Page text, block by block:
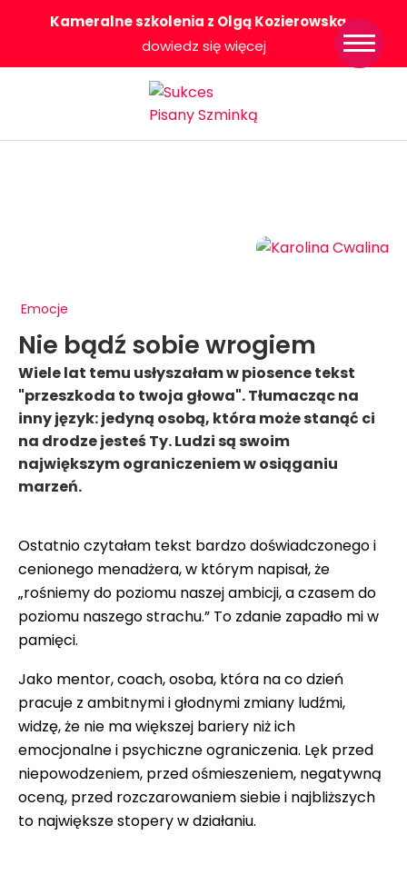
Kameralne szkolenia z Olgą Kozierowską-
dowiedz się więcej
Emocje
Nie bądź sobie wrogiem
Wiele lat temu usłyszałam w piosence tekst
"przeszkoda to twoja głowa". Tłumacząc na
inny język: jedyną osobą, która może stanąć ci
na drodze jesteś Ty. Ludzi są swoim
największym ograniczeniem w osiąganiu
marzeń.
Ostatnio czytałam tekst bardzo doświadczonego i
cenionego menadżera, w którym napisał, że
„rośniemy do poziomu naszej ambicji, a czasem do
poziomu naszego strachu.” To zdanie zapadło mi w
pamięci.
Jako mentor, coach, osoba, która na co dzień
pracuje z ambitnymi i głodnymi zmiany ludźmi,
widzę, że nie ma większej bariery niż ich
emocjonalne i psychiczne ograniczenia. Lęk przed
niepowodzeniem, przed ośmieszeniem, negatywną
oceną, przed rozczarowaniem siebie i najbliższych
to największe stopery w działaniu.
Strona główna
Konkurs Sukces
Pisany Szminką
Wsparcie dla